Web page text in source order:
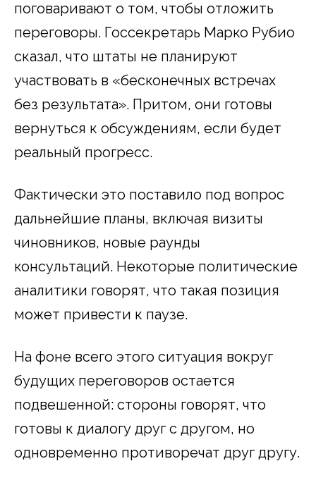
поговаривают о том, чтобы отложить
переговоры. Госсекретарь Марко Рубио
сказал, что штаты не планируют
участвовать в «бесконечных встречах
без результата». Притом, они готовы
вернуться к обсуждениям, если будет
реальный прогресс.
Фактически это поставило под вопрос
дальнейшие планы, включая визиты
чиновников, новые раунды
консультаций. Некоторые политические
аналитики говорят, что такая позиция
может привести к паузе.
На фоне всего этого ситуация вокруг
будущих переговоров остается
подвешенной: стороны говорят, что
готовы к диалогу друг с другом, но
одновременно противоречат друг другу.